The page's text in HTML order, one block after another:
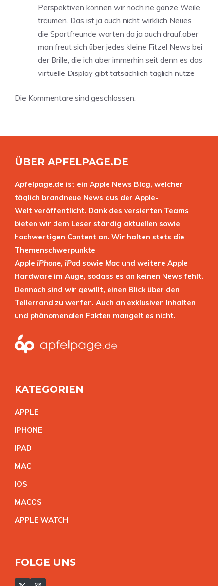
Perspektiven können wir noch ne ganze Weile
träumen. Das ist ja auch nicht wirklich Neues
die Sportfreunde warten da ja auch drauf,aber
man freut sich über jedes kleine Fitzel News bei
der Brille, die ich aber immerhin seit denn es das
virtuelle Display gibt tatsächlich täglich nutze
Die Kommentare sind geschlossen.
ÜBER APFELPAGE.DE
Apfelpage.de ist ein Apple News Blog, welcher
täglich brandneue News aus der Apple-
Welt veröffentlicht. Dank des versierten Teams
bieten wir dem Leser ständig aktuellen sowie
hochwertigen Content an. Wir halten stets die
Themenschwerpunkte
Apple iPhone, iPad sowie Mac und weitere Apple
Hardware im Auge, sodass es an keinen News fehlt.
Dennoch sind wir gewillt, einen Blick über den
Tellerrand zu werfen. Auch an exklusiven Inhalten
und phänomenalen Fakten mangelt es nicht.
KATEGORIEN
APPLE
IPHONE
IPAD
MAC
IOS
MACOS
APPLE WATCH
FOLGE UNS